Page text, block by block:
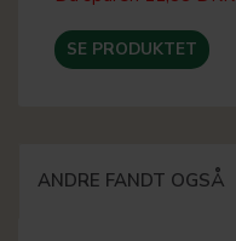
SE PRODUKTET
ANDRE FANDT OGSÅ